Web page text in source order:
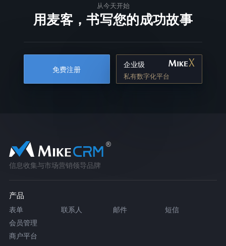
从今天开始
用麦客，书写您的成功故事
免费注册
企业级
私有数字化平台
信息收集与市场营销领导品牌
产品
表单 联系人 邮件
短信
会员管理
商户平台